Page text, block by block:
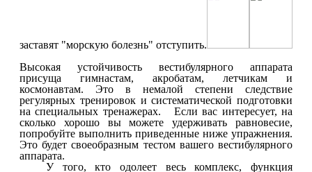
заставят "морскую болезнь" отступить.
Высокая устойчивость вестибулярного аппарата
присуща гимнастам, акробатам, летчикам и
космонавтам. Это в немалой степени следствие
регулярных тренировок и систематической подготовки
на специальных тренажерах. Если вас интересует, на
сколько хорошо вы можете удерживать равновесие,
попробуйте выполнить приведенные ниже упражнения.
Это будет своеобразным тестом вашего вестибулярного
аппарата.
У того, кто одолеет весь комплекс, функция